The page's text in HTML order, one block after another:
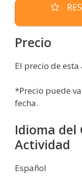
Precio
El precio de
*Precio puede
fecha.
Idioma del
Actividad
Español